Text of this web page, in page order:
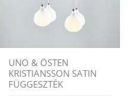
UNO & ÖSTEN
KRISTIANSSON SATIN
FÜGGESZTÉK